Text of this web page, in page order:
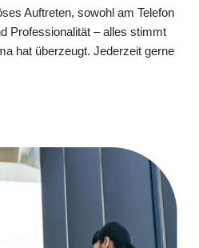
Auftreten, sowohl am Telefon
Professionalität – alles stimmt
hat überzeugt. Jederzeit gerne